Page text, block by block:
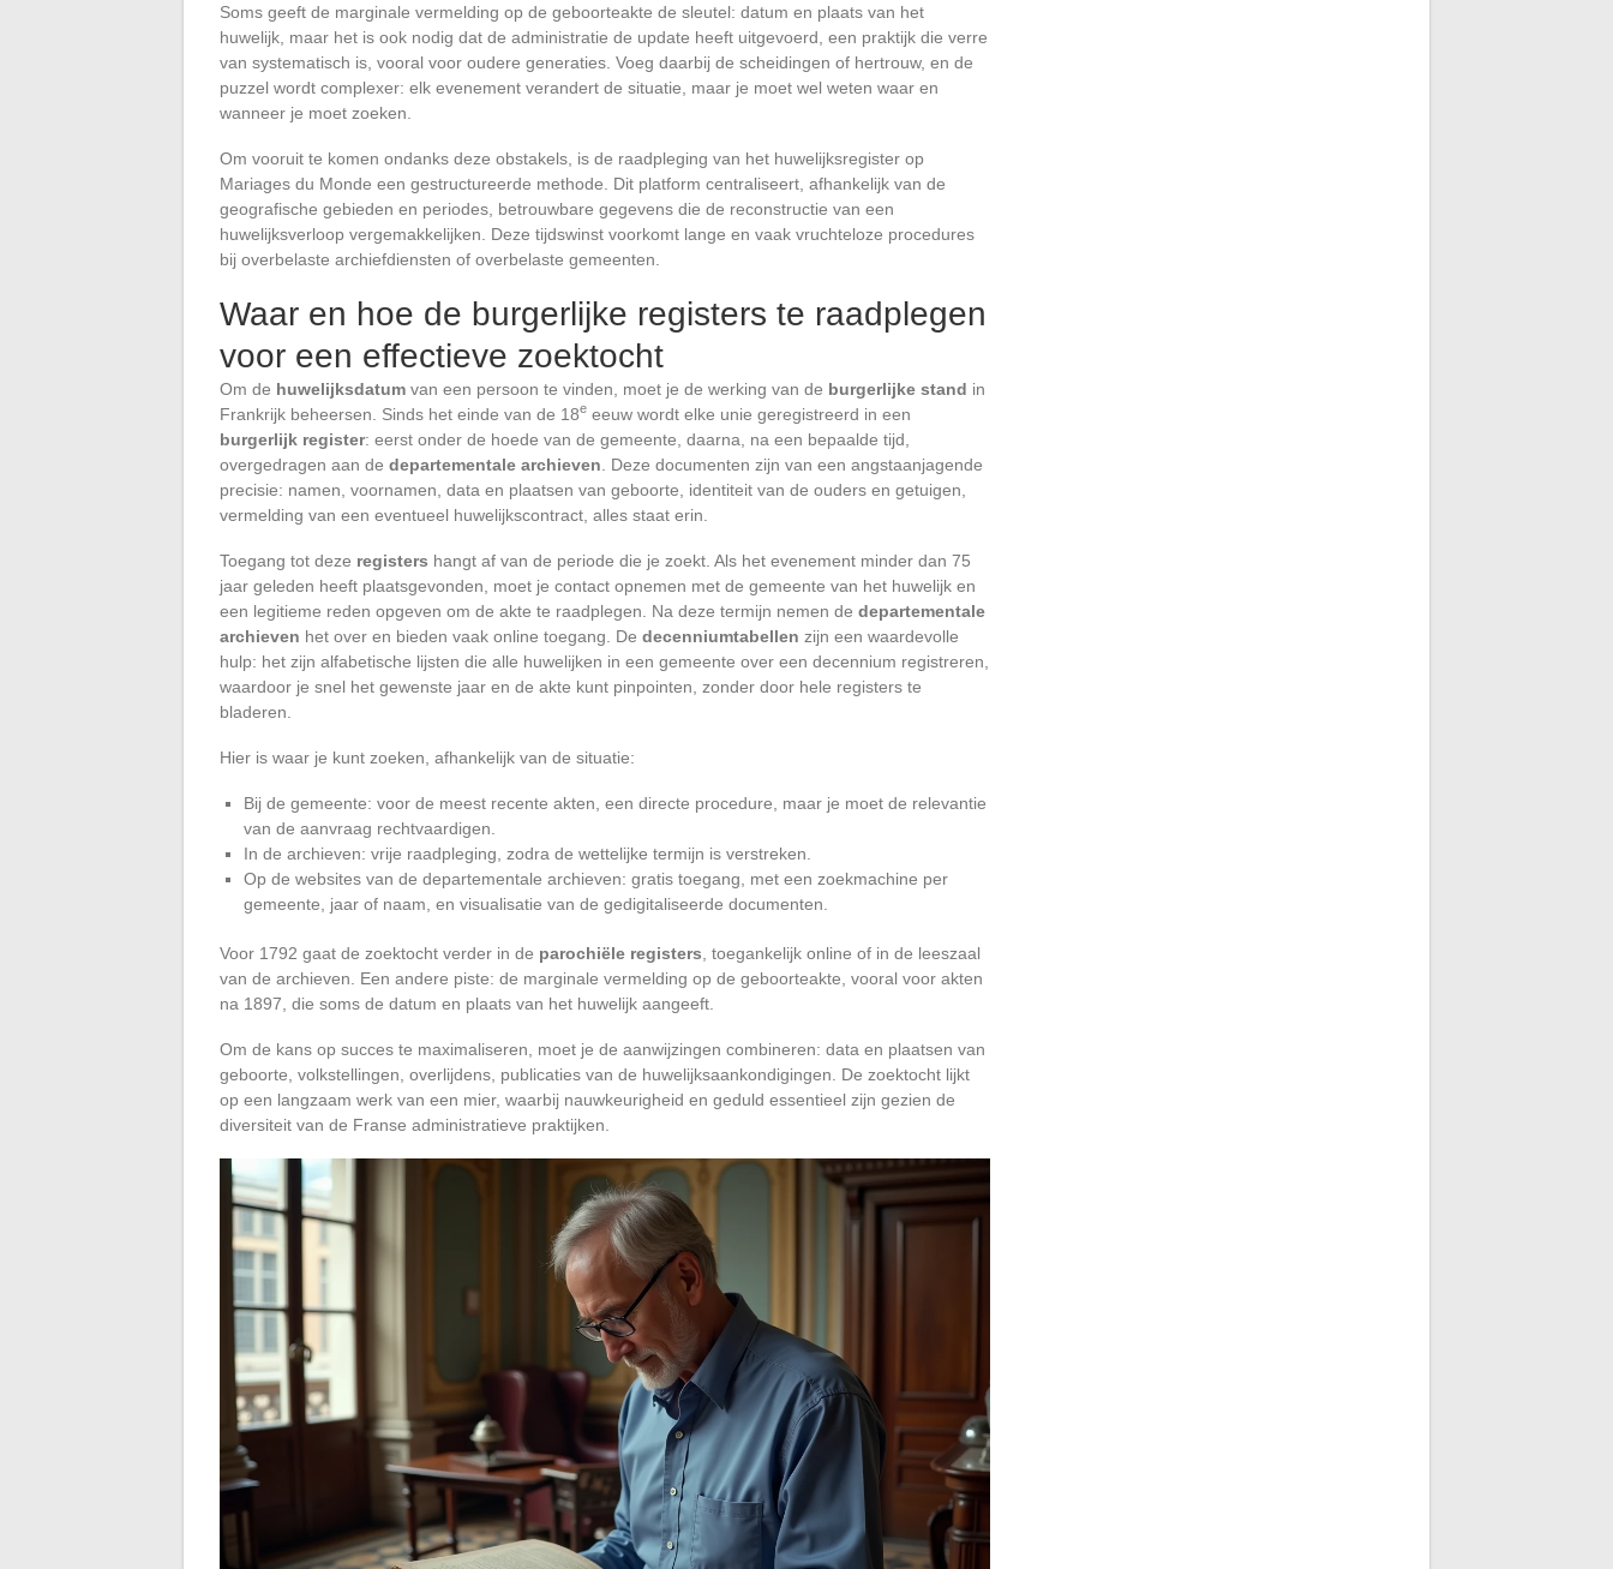
Soms geeft de marginale vermelding op de geboorteakte de sleutel: datum en plaats van het
huwelijk, maar het is ook nodig dat de administratie de update heeft uitgevoerd, een praktijk die verre
van systematisch is, vooral voor oudere generaties. Voeg daarbij de scheidingen of hertrouw, en de
puzzel wordt complexer: elk evenement verandert de situatie, maar je moet wel weten waar en
wanneer je moet zoeken.
Om vooruit te komen ondanks deze obstakels, is de raadpleging van het huwelijksregister op
Mariages du Monde een gestructureerde methode. Dit platform centraliseert, afhankelijk van de
geografische gebieden en periodes, betrouwbare gegevens die de reconstructie van een
huwelijksverloop vergemakkelijken. Deze tijdswinst voorkomt lange en vaak vruchteloze procedures
bij overbelaste archiefdiensten of overbelaste gemeenten.
Waar en hoe de burgerlijke registers te raadplegen
voor een effectieve zoektocht
Om de huwelijksdatum van een persoon te vinden, moet je de werking van de burgerlijke stand in
Frankrijk beheersen. Sinds het einde van de 18e eeuw wordt elke unie geregistreerd in een
burgerlijk register: eerst onder de hoede van de gemeente, daarna, na een bepaalde tijd,
overgedragen aan de departementale archieven . Deze documenten zijn van een angstaanjagende
precisie: namen, voornamen, data en plaatsen van geboorte, identiteit van de ouders en getuigen,
vermelding van een eventueel huwelijkscontract, alles staat erin.
Toegang tot deze registers hangt af van de periode die je zoekt. Als het evenement minder dan 75
jaar geleden heeft plaatsgevonden, moet je contact opnemen met de gemeente van het huwelijk en
een legitieme reden opgeven om de akte te raadplegen. Na deze termijn nemen de departementale
archieven het over en bieden vaak online toegang. De decenniumtabellen zijn een waardevolle
hulp: het zijn alfabetische lijsten die alle huwelijken in een gemeente over een decennium registreren,
waardoor je snel het gewenste jaar en de akte kunt pinpointen, zonder door hele registers te
bladeren.
Hier is waar je kunt zoeken, afhankelijk van de situatie:
Bij de gemeente: voor de meest recente akten, een directe procedure, maar je moet de relevantie
van de aanvraag rechtvaardigen.
In de archieven: vrije raadpleging, zodra de wettelijke termijn is verstreken.
Op de websites van de departementale archieven: gratis toegang, met een zoekmachine per
gemeente, jaar of naam, en visualisatie van de gedigitaliseerde documenten.
Voor 1792 gaat de zoektocht verder in de parochiële registers , toegankelijk online of in de leeszaal
van de archieven. Een andere piste: de marginale vermelding op de geboorteakte, vooral voor akten
na 1897, die soms de datum en plaats van het huwelijk aangeeft.
Om de kans op succes te maximaliseren, moet je de aanwijzingen combineren: data en plaatsen van
geboorte, volkstellingen, overlijdens, publicaties van de huwelijksaankondigingen. De zoektocht lijkt
op een langzaam werk van een mier, waarbij nauwkeurigheid en geduld essentieel zijn gezien de
diversiteit van de Franse administratieve praktijken.